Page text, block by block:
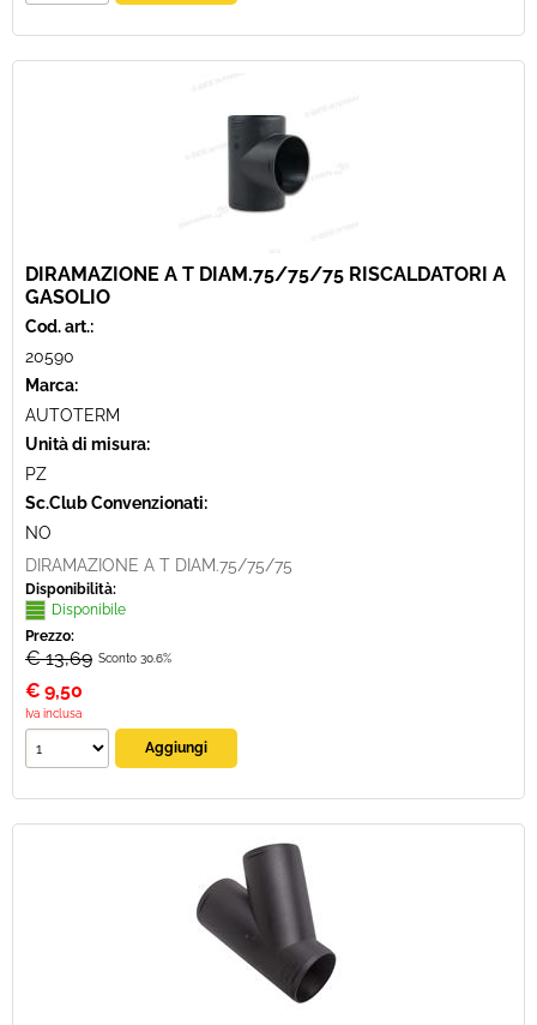
DIRAMAZIONE A T DIAM.75/75/75 RISCALDATORI A
GASOLIO
Cod. art.:
20590
Marca:
AUTOTERM
Unità di misura:
PZ
Sc.Club Convenzionati:
NO
DIRAMAZIONE A T DIAM.75/75/75
Disponibilità:
Disponibile
Prezzo:
€ 13,69 Sconto 30.6%
€ 9,50
Iva inclusa